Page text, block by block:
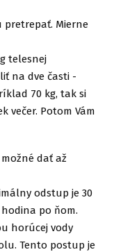
Mierne
telesnej
na dve časti -
70 kg, tak si
večer. Potom Vám
dať až
odstup je 30
po ňom.
horúcej vody
Tento postup je